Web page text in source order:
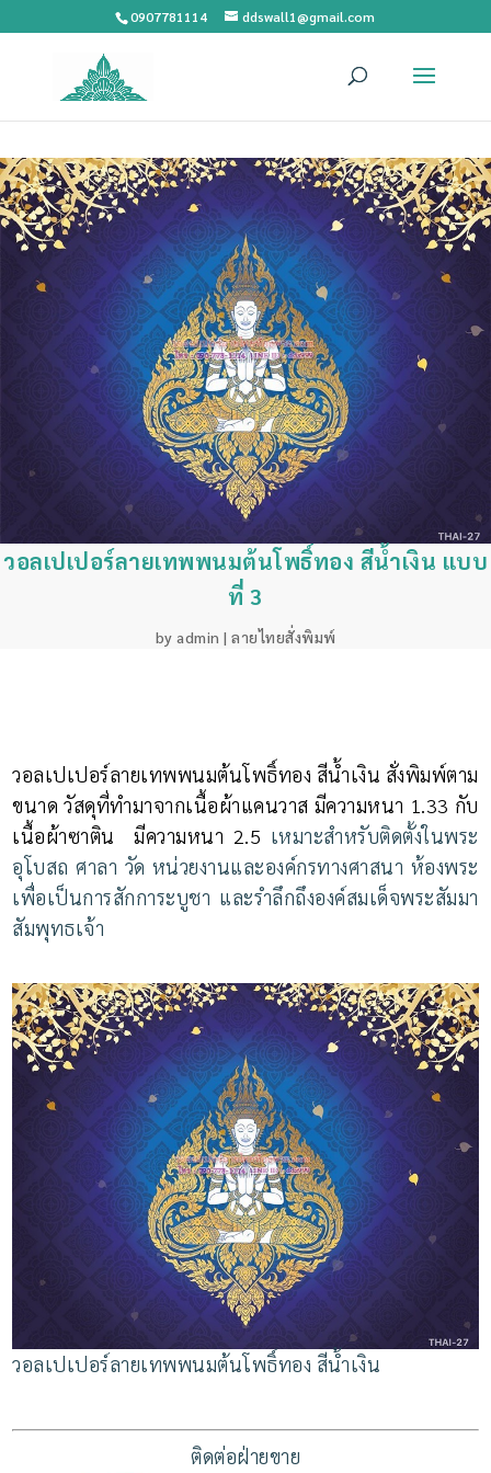
0907781114 ddswall1@gmail.com
วอลเปเปอร์ลายเทพพนมต้นโพธิ์ทอง สีน้ำเงิน แบบ
ที่ 3
by admin | ลายไทยสั่งพิมพ์
วอลเปเปอร์ลายเทพพนมต้นโพธิ์ทอง สีน้ำเงิน สั่งพิมพ์ตาม
ขนาด วัสดุที่ทำมาจากเนื้อผ้าแคนวาส มีความหนา 1.33 กับ
เนื้อผ้าซาติน มีความหนา 2.5 เหมาะสำหรับติดตั้งในพระ
อุโบสถ ศาลา วัด หน่วยงานและองค์กรทางศาสนา ห้องพระ
เพื่อเป็นการสักการะบูชา และรำลึกถึงองค์สมเด็จพระสัมมา
สัมพุทธเจ้า
วอลเปเปอร์ลายเทพพนมต้นโพธิ์ทอง สีน้ำเงิน
ติดต่อฝ่ายขาย